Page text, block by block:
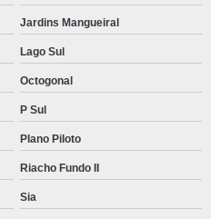
Jardins Mangueiral
Lago Sul
Octogonal
P Sul
Plano Piloto
Riacho Fundo II
Sia